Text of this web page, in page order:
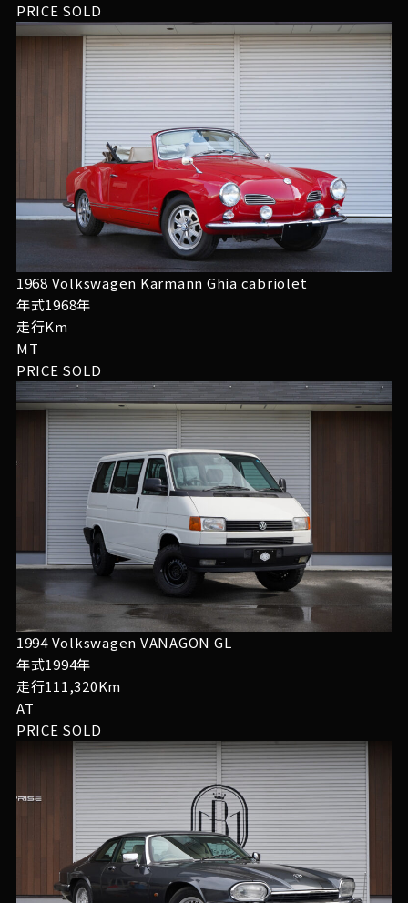
PRICE SOLD
1968 Volkswagen Karmann Ghia cabriolet
年式1968年
走行Km
MT
PRICE SOLD
1994 Volkswagen VANAGON GL
年式1994年
走行111,320Km
AT
PRICE SOLD